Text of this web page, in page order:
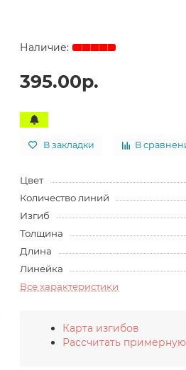
395.00р.
В закладки В
Цвет
Количество линий
Изгиб
Толщина
Длина
Линейка
Все характеристики
Карта изгибов
Рассчитать